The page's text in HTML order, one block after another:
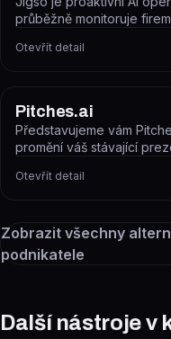
průběžně monitoruje
Otevřít detail
Pitches.ai
Představujeme vám
promění váš stávající
Otevřít detail
Zobrazit všechny
podnikatele
Další nástroje v